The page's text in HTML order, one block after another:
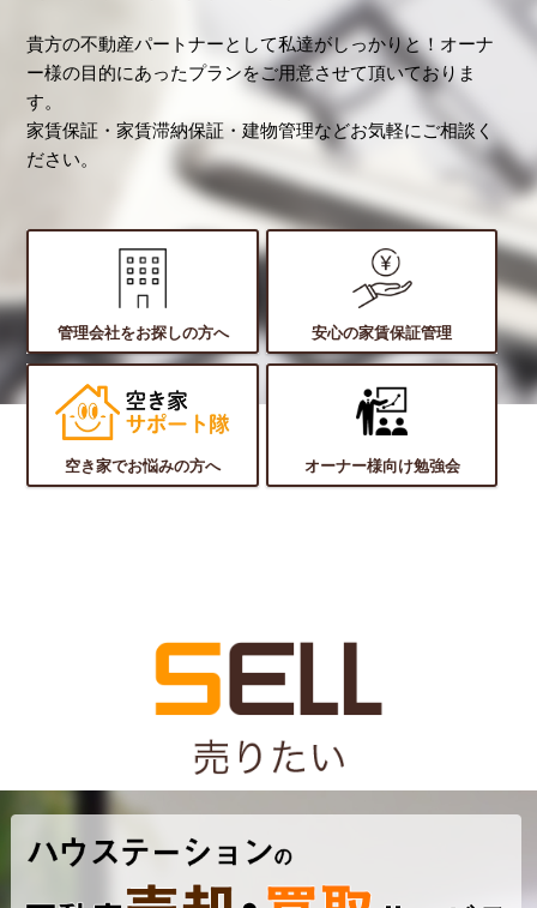
貴方の不動産パートナーとして私達がしっかりと！オーナ
ー様の目的にあったプランをご用意させて頂いておりま
す。
家賃保証・家賃滞納保証・建物管理などお気軽にご相談く
ださい。
管理会社をお探しの方へ 安心の家賃保証管理
空き家でお悩みの方へ オーナー様向け勉強会